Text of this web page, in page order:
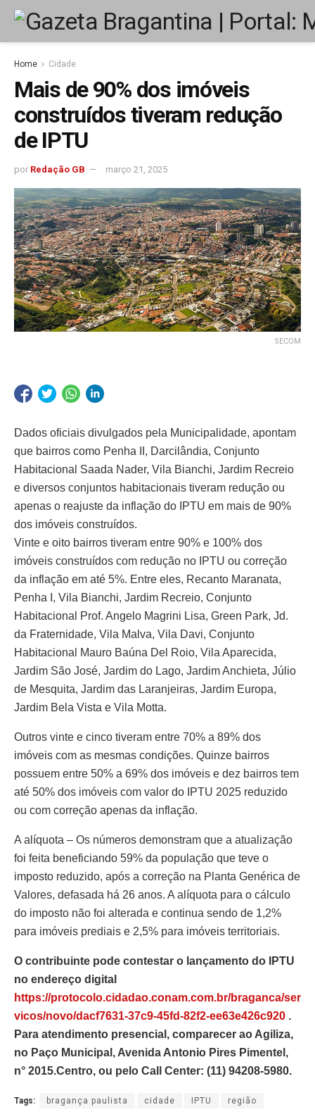
Home Cidade
Mais de 90% dos imóveis
construídos tiveram redução
de IPTU
por Redação GB março 21, 2025
SECOM
Dados oficiais divulgados pela Municipalidade, apontam
que bairros como Penha II, Darcilândia, Conjunto
Habitacional Saada Nader, Vila Bianchi, Jardim Recreio
e diversos conjuntos habitacionais tiveram redução ou
apenas o reajuste da inflação do IPTU em mais de 90%
dos imóveis construídos.
Vinte e oito bairros tiveram entre 90% e 100% dos
imóveis construídos com redução no IPTU ou correção
da inflação em até 5%. Entre eles, Recanto Maranata,
Penha I, Vila Bianchi, Jardim Recreio, Conjunto
Habitacional Prof. Angelo Magrini Lisa, Green Park, Jd.
da Fraternidade, Vila Malva, Vila Davi, Conjunto
Habitacional Mauro Baúna Del Roio, Vila Aparecida,
Jardim São José, Jardim do Lago, Jardim Anchieta, Júlio
de Mesquita, Jardim das Laranjeiras, Jardim Europa,
Jardim Bela Vista e Vila Motta.
Outros vinte e cinco tiveram entre 70% a 89% dos
imóveis com as mesmas condições. Quinze bairros
possuem entre 50% a 69% dos imóveis e dez bairros tem
até 50% dos imóveis com valor do IPTU 2025 reduzido
ou com correção apenas da inflação.
A alíquota – Os números demonstram que a atualização
foi feita beneficiando 59% da população que teve o
imposto reduzido, após a correção na Planta Genérica de
Valores, defasada há 26 anos. A alíquota para o cálculo
do imposto não foi alterada e continua sendo de 1,2%
para imóveis prediais e 2,5% para imóveis territoriais.
O contribuinte pode contestar o lançamento do IPTU
no endereço digital
https://protocolo.cidadao.conam.com.br/braganca/ser
vicos/novo/dacf7631-37c9-45fd-82f2-ee63e426c920 .
Para atendimento presencial, comparecer ao Agiliza,
no Paço Municipal, Avenida Antonio Pires Pimentel,
n° 2015.Centro, ou pelo Call Center: (11) 94208-5980.
Tags: bragança paulista cidade IPTU região